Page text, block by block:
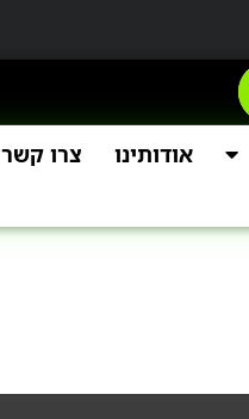
אודותינו
צרו קשר